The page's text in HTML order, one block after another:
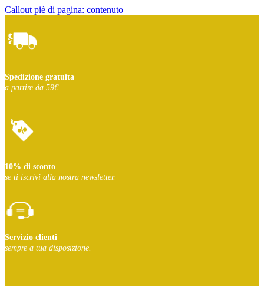
Callout piè di pagina: contenuto
Spedizione gratuita
a partire da 59€
10% di sconto
se ti iscrivi alla nostra newsletter.
Servizio clienti
sempre a tua disposizione.